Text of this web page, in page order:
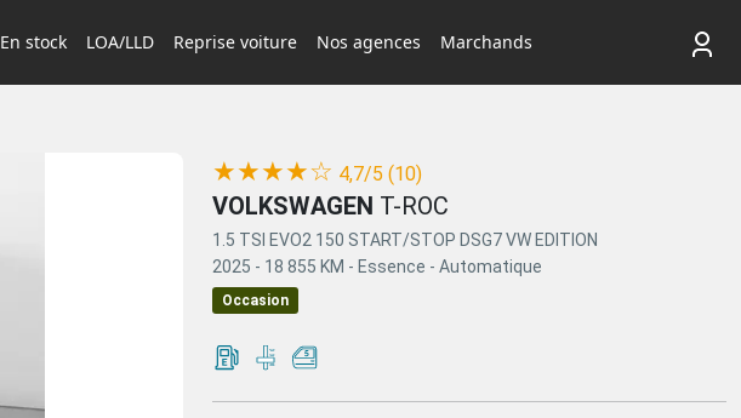
En stock LOA/LLD Reprise voiture Nos agences Marchands
(*)
★
(*)★
(*) ★
(*) ★
(*) ☆ 4,7/5 (10)
VOLKSWAGEN T-ROC
1.5 TSI EVO2 150 START/STOP DSG7 VW EDITION
2025 - 18 855 KM - Essence - Automatique
Occasion